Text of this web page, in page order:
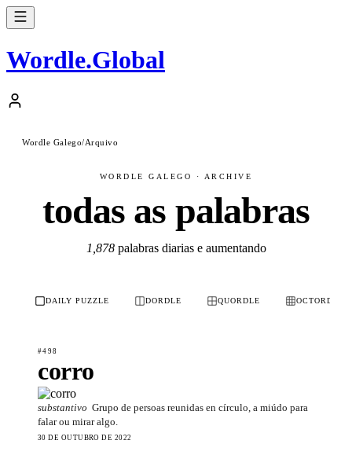
Wordle.Global
Wordle Galego/Arquivo
WORDLE GALEGO · ARCHIVE
todas as palabras
1,878palabras diarias e aumentando
DAILY PUZZLE DORDLE QUORDLE OCTORDLE
#498
corro
substantivo Grupo de persoas reunidas en círculo, a miúdo para
falar ou mirar algo.
30 DE OUTUBRO DE 2022